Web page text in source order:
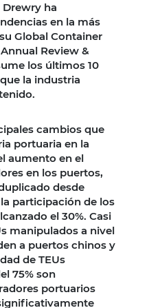
ha
en la más
Global Container
Review &
los últimos 10
la industria
cambios que
portuaria en la
aumento en el
en los puertos,
desde
participación de los
el 30%. Casi
manipulados a nivel
a puertos chinos y
de TEUs
75% son
portuarios